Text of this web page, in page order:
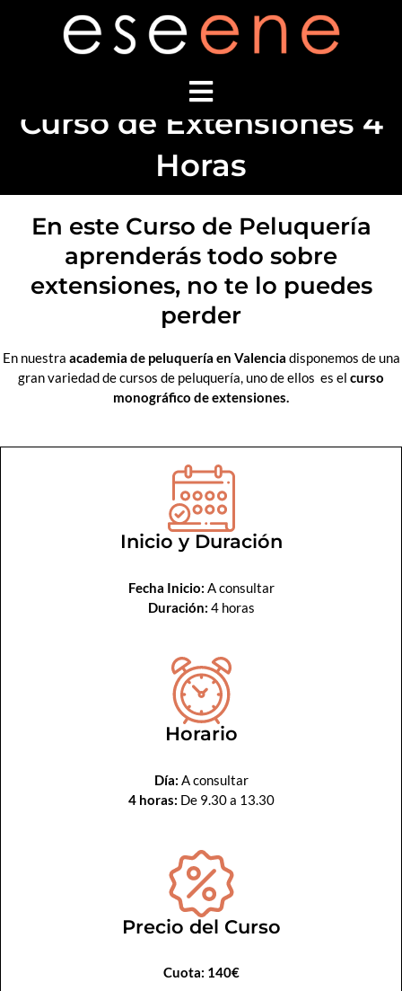
Curso de Extensiones 4
Horas
En este Curso de Peluquería
aprenderás todo sobre
extensiones, no te lo puedes
perder
En nuestra academia de peluquería en Valencia disponemos de una
gran variedad de cursos de peluquería, uno de ellos es el curso
monográfico de extensiones.
Inicio y Duración
Fecha Inicio: A consultar
Duración: 4 horas
Horario
Día: A consultar
4 horas: De 9.30 a 13.30
Precio del Curso
Cuota: 140€